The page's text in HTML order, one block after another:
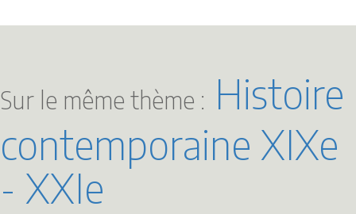
Sur le même thème : Histoire
contemporaine XIXe
- XXIe